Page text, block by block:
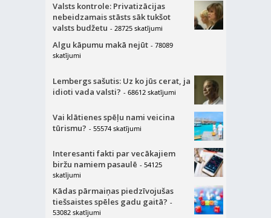
Valsts kontrole: Privatizācijas
nebeidzamais stāsts sāk tukšot
valsts budžetu - 28725 skatījumi
Algu kāpumu makā nejūt - 78089
skatījumi
Lembergs sašutis: Uz ko jūs cerat, ja
idioti vada valsti? - 68612 skatījumi
Vai klātienes spēļu nami veicina
tūrismu? - 55574 skatījumi
Interesanti fakti par vecākajiem
biržu namiem pasaulē - 54125
skatījumi
Kādas pārmaiņas piedzīvojušas
tiešsaistes spēles gadu gaitā? -
53082 skatījumi